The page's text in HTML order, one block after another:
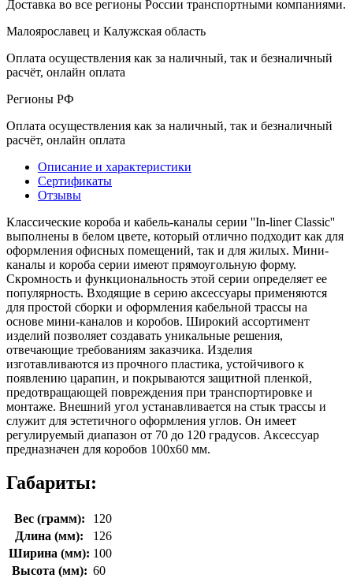
Доставка во все регионы России транспортными компаниями.
Малоярославец и Калужская область
Оплата осуществления как за наличный, так и безналичный
расчёт, онлайн оплата
Регионы РФ
Оплата осуществления как за наличный, так и безналичный
расчёт, онлайн оплата
Описание и характеристики
Сертификаты
Отзывы
Классические короба и кабель-каналы серии ''In-liner Classic''
выполнены в белом цвете, который отлично подходит как для
оформления офисных помещений, так и для жилых. Мини-
каналы и короба серии имеют прямоугольную форму.
Скромность и функциональность этой серии определяет ее
популярность. Входящие в серию аксессуары применяются
для простой сборки и оформления кабельной трассы на
основе мини-каналов и коробов. Широкий ассортимент
изделий позволяет создавать уникальные решения,
отвечающие требованиям заказчика. Изделия
изготавливаются из прочного пластика, устойчивого к
появлению царапин, и покрываются защитной пленкой,
предотвращающей повреждения при транспортировке и
монтаже. Внешний угол устанавливается на стык трассы и
служит для эстетичного оформления углов. Он имеет
регулируемый диапазон от 70 до 120 градусов. Аксессуар
предназначен для коробов 100х60 мм.
Габариты:
Вес (грамм):
120
Длина (мм):
126
Ширина (мм): 100
Высота (мм): 60